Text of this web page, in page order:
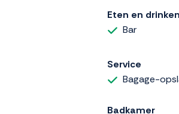
Eten en drinken
Bar
Service
Bagage-
Badkamer